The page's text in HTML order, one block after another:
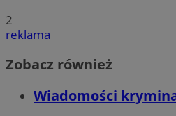
2
reklama
Zobacz również
Wiadomości